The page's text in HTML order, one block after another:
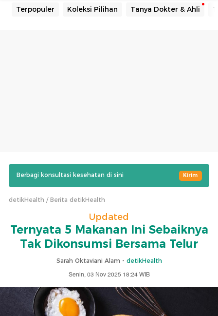
Terpopuler Koleksi Pilihan Tanya Dokter & Ahli
Berbagi konsultasi kesehatan di sini Kirim
detikHealth Berita detikHealth
Updated
Ternyata 5 Makanan Ini Sebaiknya
Tak Dikonsumsi Bersama Telur
Sarah Oktaviani Alam - detikHealth
Senin, 03 Nov 2025 18:24 WIB